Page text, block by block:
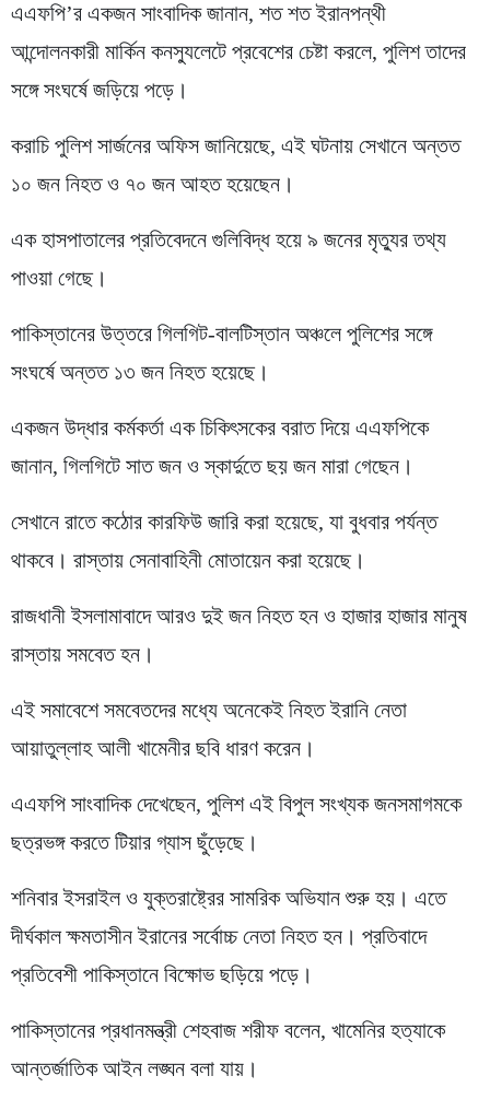
এএফপি’র একজন সাংবাদিক জানান, শত শত ইরানপন্থী
আন্দোলনকারী মার্কিন কনস্যুলেটে প্রবেশের চেষ্টা করলে, পুলিশ তাদের
সঙ্গে সংঘর্ষে জড়িয়ে পড়ে।
করাচি পুলিশ সার্জনের অফিস জানিয়েছে, এই ঘটনায় সেখানে অন্তত
১০ জন নিহত ও ৭০ জন আহত হয়েছেন।
এক হাসপাতালের প্রতিবেদনে গুলিবিদ্ধ হয়ে ৯ জনের মৃত্যুর তথ্য
পাওয়া গেছে।
পাকিস্তানের উত্তরে গিলগিট-বালটিস্তান অঞ্চলে পুলিশের সঙ্গে
সংঘর্ষে অন্তত ১৩ জন নিহত হয়েছে।
একজন উদ্ধার কর্মকর্তা এক চিকিৎসকের বরাত দিয়ে এএফপিকে
জানান, গিলগিটে সাত জন ও স্কার্দুতে ছয় জন মারা গেছেন।
সেখানে রাতে কঠোর কারফিউ জারি করা হয়েছে, যা বুধবার পর্যন্ত
থাকবে। রাস্তায় সেনাবাহিনী মোতায়েন করা হয়েছে।
রাজধানী ইসলামাবাদে আরও দুই জন নিহত হন ও হাজার হাজার মানুষ
রাস্তায় সমবেত হন।
এই সমাবেশে সমবেতদের মধ্যে অনেকেই নিহত ইরানি নেতা
আয়াতুল্লাহ আলী খামেনীর ছবি ধারণ করেন।
এএফপি সাংবাদিক দেখেছেন, পুলিশ এই বিপুল সংখ্যক জনসমাগমকে
ছত্রভঙ্গ করতে টিয়ার গ্যাস ছুঁড়েছে।
শনিবার ইসরাইল ও যুক্তরাষ্ট্রের সামরিক অভিযান শুরু হয়। এতে
দীর্ঘকাল ক্ষমতাসীন ইরানের সর্বোচ্চ নেতা নিহত হন। প্রতিবাদে
প্রতিবেশী পাকিস্তানে বিক্ষোভ ছড়িয়ে পড়ে।
পাকিস্তানের প্রধানমন্ত্রী শেহবাজ শরীফ বলেন, খামেনির হত্যাকে
আন্তর্জাতিক আইন লঙ্ঘন বলা যায়।